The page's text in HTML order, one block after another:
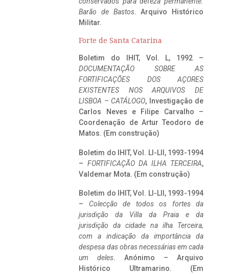
Barão de Bastos. Arquivo Histórico
Militar.
Forte de Santa Catarina
Boletim do IHIT, Vol. L, 1992 –
DOCUMENTAÇÃO SOBRE AS
FORTIFICAÇÕES DOS AÇORES
EXISTENTES NOS ARQUIVOS DE
LISBOA – CATÁLOGO, Investigação de
Carlos Neves e Filipe Carvalho –
Coordenação de Artur Teodoro de
Matos. (Em construção)
Boletim do IHIT, Vol. LI-LII, 1993-1994
– FORTIFICAÇÃO DA ILHA TERCEIRA,
Valdemar Mota. (Em construção)
Boletim do IHIT, Vol. LI-LII, 1993-1994
– Colecção de todos os fortes da
jurisdição da Villa da Praia e da
jurisdição da cidade na ilha Terceira,
com a indicação da importância da
despesa das obras necessárias em cada
um deles. Anónimo – Arquivo
Histórico Ultramarino. (Em